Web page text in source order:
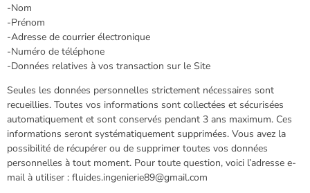
-Nom
-Prénom
-Adresse de courrier électronique
-Numéro de téléphone
-Données relatives à vos transaction sur le Site
Seules les données personnelles strictement nécessaires sont
recueillies. Toutes vos informations sont collectées et sécurisées
automatiquement et sont conservés pendant 3 ans maximum. Ces
informations seront systématiquement supprimées. Vous avez la
possibilité de récupérer ou de supprimer toutes vos données
personnelles à tout moment. Pour toute question, voici l’adresse e-
mail à utiliser : fluides.ingenierie89@gmail.com